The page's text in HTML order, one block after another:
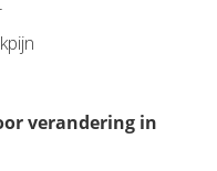
verandering in